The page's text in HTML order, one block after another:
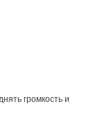
громкость и